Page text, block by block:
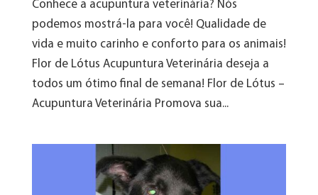
Conhece a acupuntura veterinária? Nós
podemos mostrá-la para você! Qualidade de
vida e muito carinho e conforto para os animais!
Flor de Lótus Acupuntura Veterinária deseja a
todos um ótimo final de semana! Flor de Lótus –
Acupuntura Veterinária Promova sua...